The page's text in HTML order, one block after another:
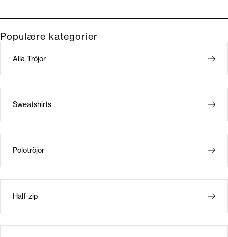
Populære kategorier
Alla Tröjor
Sweatshirts
Polotröjor
Half-zip